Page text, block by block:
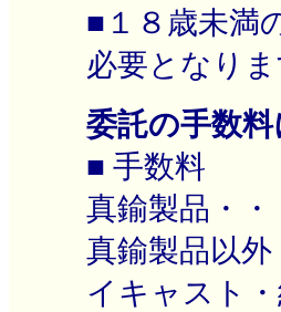
■１８歳未満
必要となりま
委託の手数
■ 手数料
真鍮製品・・
真鍮製品以
イキャスト